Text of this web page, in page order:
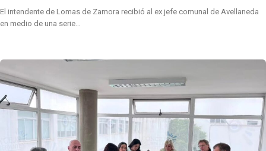
El intendente de Lomas de Zamora recibió al ex jefe comunal de Avellaneda
en medio de una serie…